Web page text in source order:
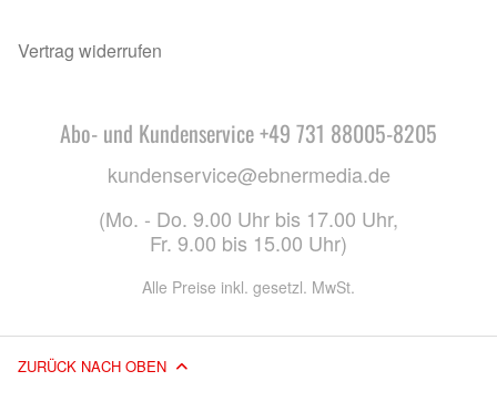
Vertrag widerrufen
Abo- und Kundenservice +49 731 88005-8205
kundenservice@ebnermedia.de
(Mo. - Do. 9.00 Uhr bis 17.00 Uhr,
Fr. 9.00 bis 15.00 Uhr)
Alle Preise inkl. gesetzl. MwSt.
ZURÜCK NACH OBEN